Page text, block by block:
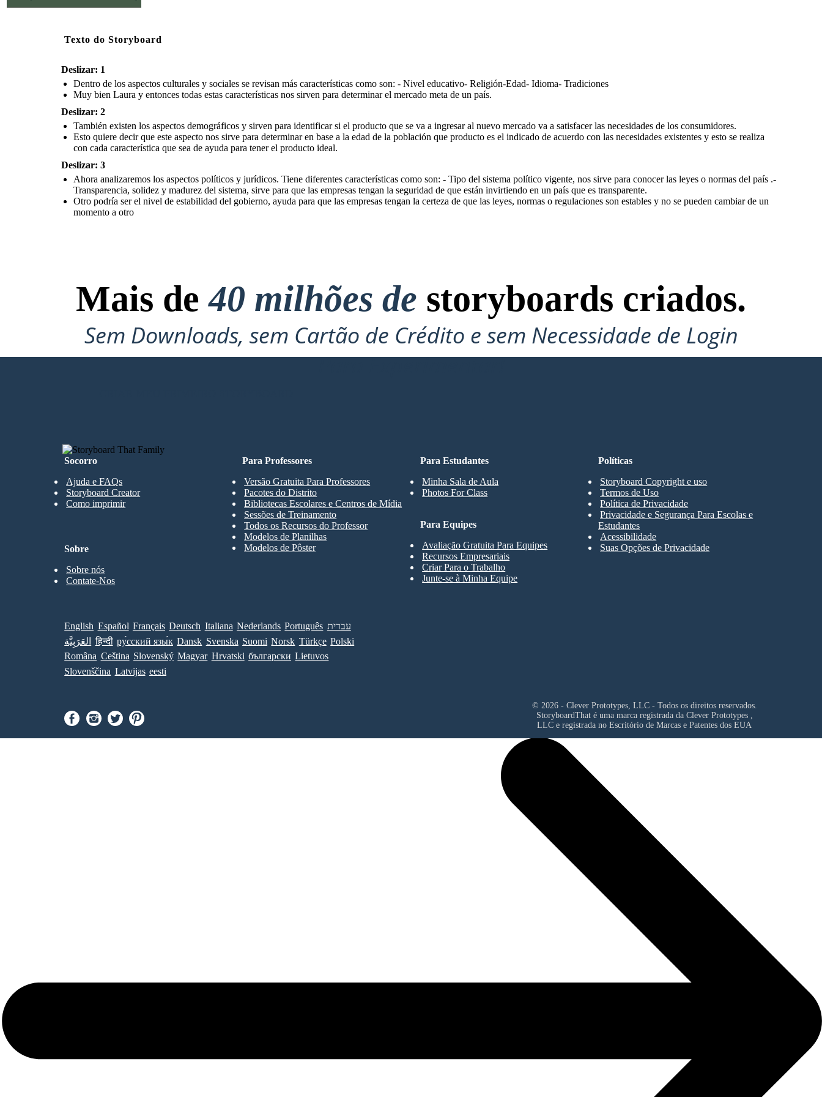
Texto do Storyboard
Deslizar: 1
Dentro de los aspectos culturales y sociales se revisan más características como son: - Nivel educativo- Religión-Edad- Idioma- Tradiciones
Muy bien Laura y entonces todas estas características nos sirven para determinar el mercado meta de un país.
Deslizar: 2
También existen los aspectos demográficos y sirven para identificar si el producto que se va a ingresar al nuevo mercado va a satisfacer las necesidades de los consumidores.
Esto quiere decir que este aspecto nos sirve para determinar en base a la edad de la población que producto es el indicado de acuerdo con las necesidades existentes y esto se realiza
con cada característica que sea de ayuda para tener el producto ideal.
Deslizar: 3
Ahora analizaremos los aspectos políticos y jurídicos. Tiene diferentes características como son: - Tipo del sistema político vigente, nos sirve para conocer las leyes o normas del país .-
Transparencia, solidez y madurez del sistema, sirve para que las empresas tengan la seguridad de que están invirtiendo en un país que es transparente.
Otro podría ser el nivel de estabilidad del gobierno, ayuda para que las empresas tengan la certeza de que las leyes, normas o regulaciones son estables y no se pueden cambiar de un
momento a otro
Mais de40 milhões de storyboards criados.
Sem Downloads, sem Cartão de Crédito e sem Necessidade de Login
Para Experimentar!
Socorro
Ajuda e FAQs
Storyboard Creator
Como imprimir
Para Estudantes
Minha Sala de Aula
Photos For Class
Para Professores
Versão Gratuita Para Professores
Pacotes do Distrito
Bibliotecas Escolares e Centros de Mídia
Sessões de Treinamento
Todos os Recursos do Professor
Modelos de Planilhas
Modelos de Pôster
Para Equipes
Avaliação Gratuita Para Equipes
Recursos Empresariais
Criar Para o Trabalho
Junte-se à Minha Equipe
Sobre
Sobre nós
Contate-Nos
Políticas
Storyboard Copyright e uso
Termos de Uso
Política de Privacidade
Privacidade e Segurança Para Escolas e
Estudantes
Acessibilidade
Suas Opções de Privacidade
English Español Français Deutsch Italiana Nederlands Português עברית
العَرَبِيَّة
हिन्दी ру́сский язы́к Dansk Svenska Suomi Norsk Türkçe Polski
Româna Ceština Slovenský Magyar Hrvatski български Lietuvos
Slovenščina Latvijas eesti
© 2026 - Clever Prototypes, LLC - Todos os direitos reservados.
StoryboardThat é uma marca registrada da Clever Prototypes ,
LLC e registrada no Escritório de Marcas e Patentes dos EUA